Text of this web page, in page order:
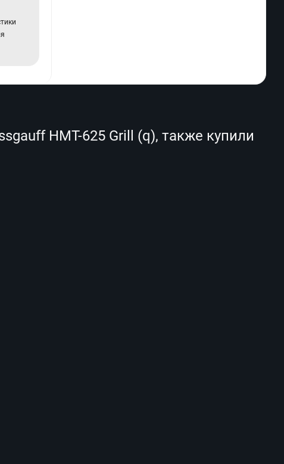
HMT-625 Grill (q), также купили